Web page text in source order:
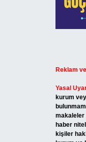
Reklam
Yasal
kurum
makaleler
haber
kişiler